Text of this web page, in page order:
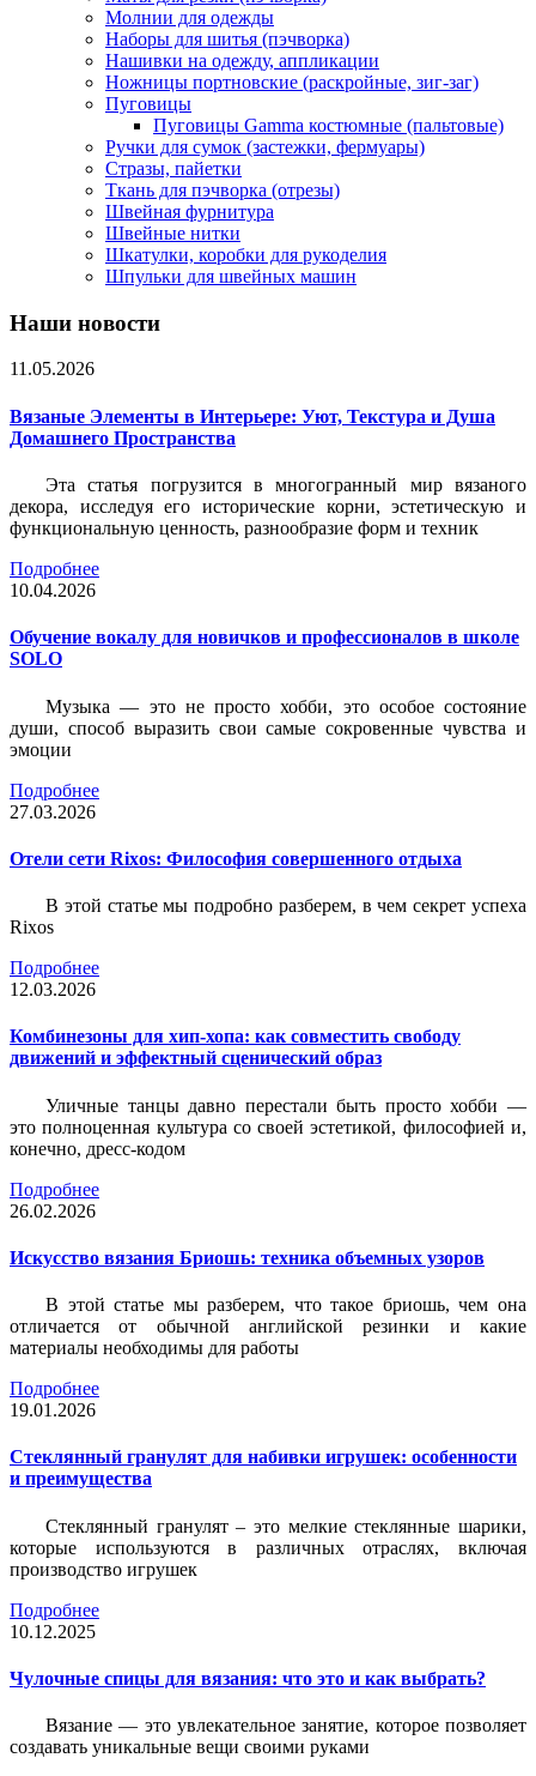
Молнии для одежды
Наборы для шитья (пэчворка)
Нашивки на одежду, аппликации
Ножницы портновские (раскройные, зиг-заг)
Пуговицы
Пуговицы Gamma костюмные (пальтовые)
Ручки для сумок (застежки, фермуары)
Стразы, пайетки
Ткань для пэчворка (отрезы)
Швейная фурнитура
Швейные нитки
Шкатулки, коробки для рукоделия
Шпульки для швейных машин
Наши новости
11.05.2026
Вязаные Элементы в Интерьере: Уют, Текстура и Душа
Домашнего Пространства
Эта статья погрузится в многогранный мир вязаного
декора, исследуя его исторические корни, эстетическую и
функциональную ценность, разнообразие форм и техник
Подробнее
10.04.2026
Обучение вокалу для новичков и профессионалов в школе
SOLO
Музыка — это не просто хобби, это особое состояние
души, способ выразить свои самые сокровенные чувства и
эмоции
Подробнее
27.03.2026
Отели сети Rixos: Философия совершенного отдыха
В этой статье мы подробно разберем, в чем секрет успеха
Rixos
Подробнее
12.03.2026
Комбинезоны для хип-хопа: как совместить свободу
движений и эффектный сценический образ
Уличные танцы давно перестали быть просто хобби —
это полноценная культура со своей эстетикой, философией и,
конечно, дресс-кодом
Подробнее
26.02.2026
Искусство вязания Бриошь: техника объемных узоров
В этой статье мы разберем, что такое бриошь, чем она
отличается от обычной английской резинки и какие
материалы необходимы для работы
Подробнее
19.01.2026
Стеклянный гранулят для набивки игрушек: особенности
и преимущества
Стеклянный гранулят – это мелкие стеклянные шарики,
которые используются в различных отраслях, включая
производство игрушек
Подробнее
10.12.2025
Чулочные спицы для вязания: что это и как выбрать?
Вязание — это увлекательное занятие, которое позволяет
создавать уникальные вещи своими руками